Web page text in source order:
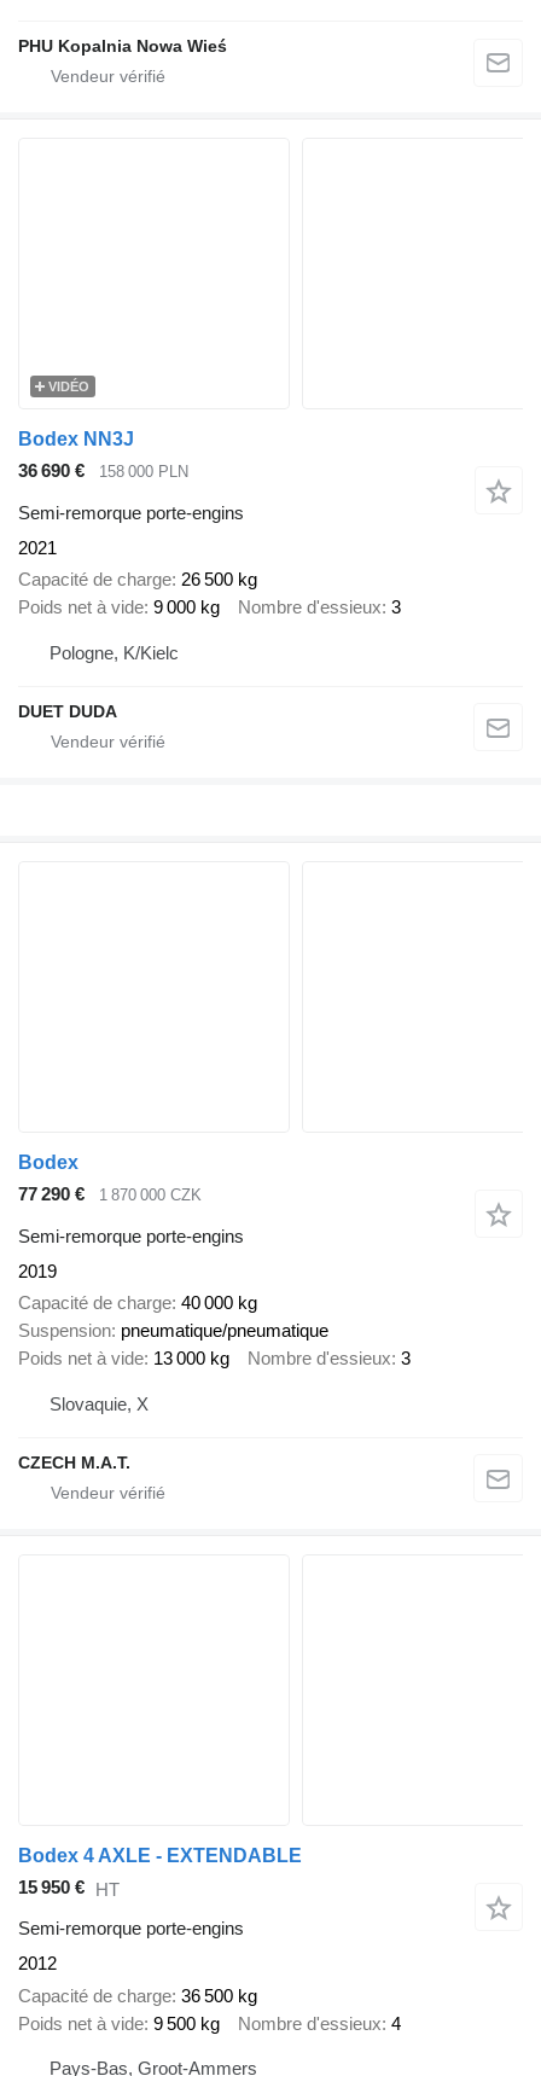
PHU Kopalnia Nowa Wieś
VIDÉO
Bodex NN3J
36 690 €
158 000 PLN
Semi-remorque porte-engins
2021
Capacité de charge 26 500 kg
Poids net à vide 9 000 kg Nombre d'essieux 3
Pologne, K/Kielc
DUET DUDA
Bodex
77 290 €
1 870 000 CZK
Semi-remorque porte-engins
2019
Capacité de charge 40 000 kg
Suspension pneumatique/pneumatique
Poids net à vide 13 000 kg Nombre d'essieux 3
Slovaquie, X
CZECH M.A.T.
Bodex 4 AXLE - EXTENDABLE
15 950 € HT
Semi-remorque porte-engins
2012
Capacité de charge 36 500 kg
Poids net à vide 9 500 kg Nombre d'essieux 4
Pays-Bas, Groot-Ammers